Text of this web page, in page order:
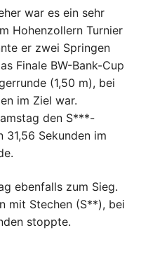
war es ein sehr
Hohenzollern Turnier
er zwei Springen
Finale BW-Bank-Cup
(1,50 m), bei
im Ziel war.
den S***-
Sekunden im
ebenfalls zum Sieg.
mit Stechen (S**), bei
stoppte.